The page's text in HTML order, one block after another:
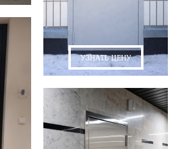
УЗНАТЬ ЦЕНУ